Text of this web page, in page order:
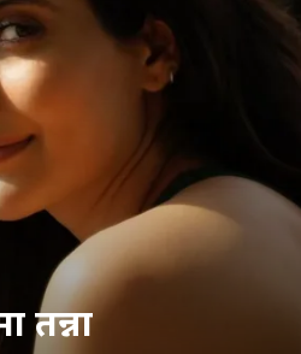
तन्ना